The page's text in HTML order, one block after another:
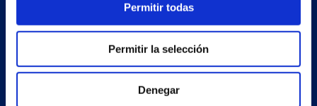
Permitir todas
Permitir la selección
Denegar